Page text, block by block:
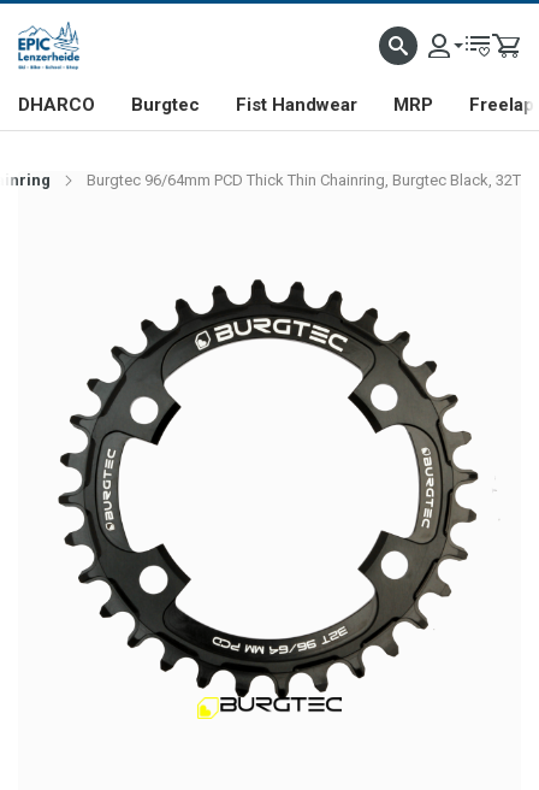
DHARCO Burgtec Fist Handwear MRP Freelap
Burgtec 96/64mm PCD Thick Thin Chainring, Burgtec Black, 32T